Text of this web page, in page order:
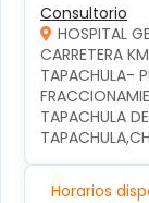
Consultorio
HOSPITAL
CARRETERA
TAPACHULA-
TAPACHULA
Horarios